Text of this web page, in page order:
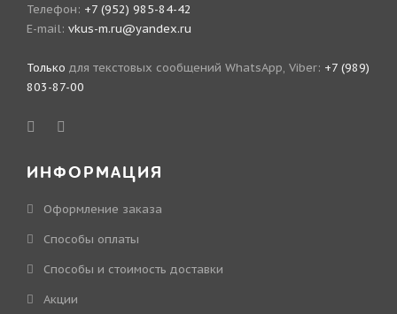
Телефон: +7 (952) 985-84-42
E-mail: vkus-m.ru@yandex.ru
Только для текстовых сообщений WhatsApp, Viber: +7 (989)
803-87-00
ИНФОРМАЦИЯ
Оформление заказа
Способы оплаты
Способы и стоимость доставки
Акции